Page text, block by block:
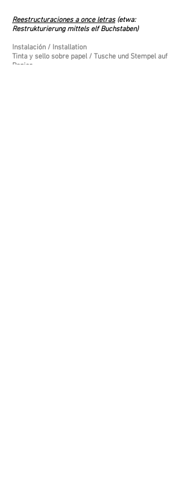
Reestructuraciones a once letras(etwa:
Restrukturierung mittels elf Buchstaben)
Instalación / Installation
Tinta y sello sobre papel / Tusche und Stempel auf
Papier